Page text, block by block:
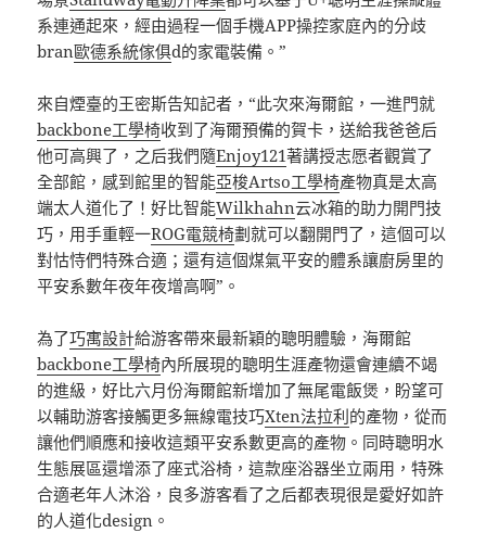
系連通起來，經由過程一個手機APP操控家庭內的分歧
bran歐德系統傢俱d的家電裝備。”
來自煙臺的王密斯告知記者，“此次來海爾館，一進門就
backbone工學椅收到了海爾預備的賀卡，送給我爸爸后
他可高興了，之后我們隨Enjoy121著講授志愿者觀賞了
全部館，感到館里的智能亞梭Artso工學椅產物真是太高
端太人道化了！好比智能Wilkhahn云冰箱的助力開門技
巧，用手重輕一ROG電競椅劃就可以翻開門了，這個可以
對怙恃們特殊合適；還有這個煤氣平安的體系讓廚房里的
平安系數年夜年夜增高啊”。
為了巧寓設計給游客帶來最新穎的聰明體驗，海爾館
backbone工學椅內所展現的聰明生涯產物還會連續不竭
的進級，好比六月份海爾館新增加了無尾電飯煲，盼望可
以輔助游客接觸更多無線電技巧Xten法拉利的產物，從而
讓他們順應和接收這類平安系數更高的產物。同時聰明水
生態展區還增添了座式浴椅，這款座浴器坐立兩用，特殊
合適老年人沐浴，良多游客看了之后都表現很是愛好如許
的人道化design。